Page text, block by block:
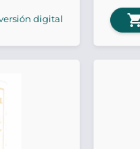
digital